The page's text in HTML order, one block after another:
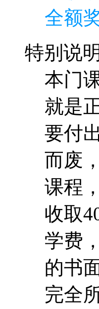
全额
特别说
本门
就是
要付
而废
课程
收取
学费
的书
完全